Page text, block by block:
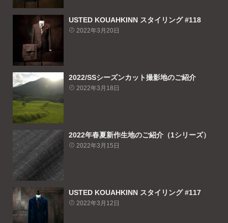
USTED KOUAHKINN スタイリング #118
2022年3月20日
2022/SSシーズンカット撮影地のご紹介
2022年3月18日
2022年春夏新作生地のご紹介（1シリーズ）
2022年3月15日
USTED KOUAHKINN スタイリング #117
2022年3月12日